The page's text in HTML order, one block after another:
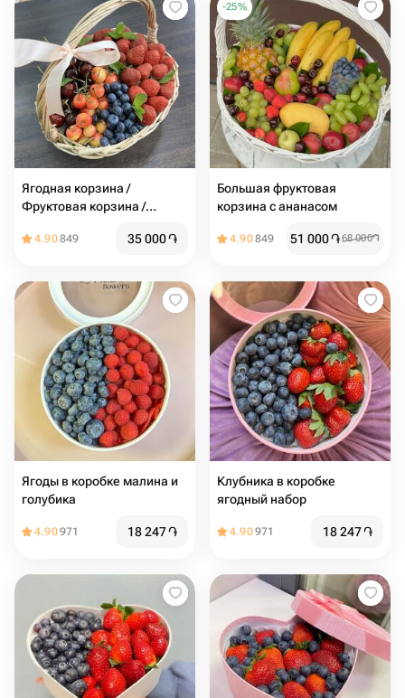
Ягодная корзина /
Фруктовая корзина /
Клубника / Черешня
4.90849 35 000֏
-25%
Большая фруктовая
корзина с ананасом
4.90849 51 000֏68 000֏
Ягоды в коробке малина и
голубика
4.90971 18 247֏
Клубника в коробке
ягодный набор
4.90971 18 247֏